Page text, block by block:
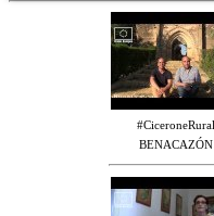
#CiceroneRural
BENACAZÓN